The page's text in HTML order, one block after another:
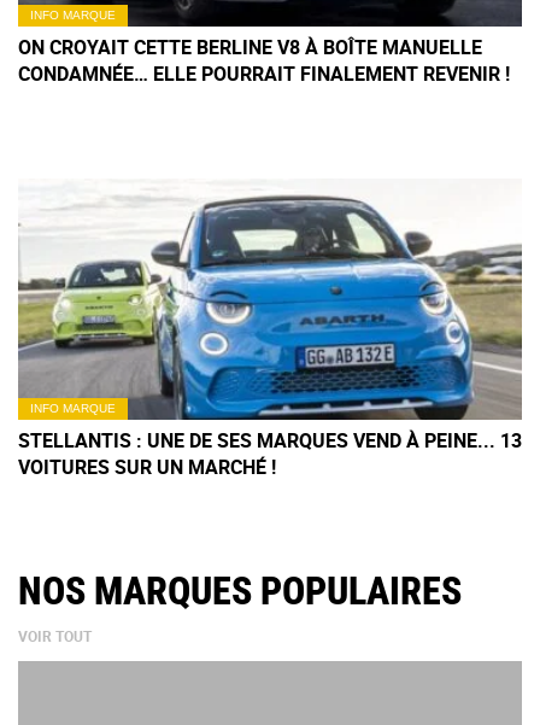
INFO MARQUE
ON CROYAIT CETTE BERLINE V8 À BOÎTE MANUELLE
CONDAMNÉE… ELLE POURRAIT FINALEMENT REVENIR !
INFO MARQUE
STELLANTIS : UNE DE SES MARQUES VEND À PEINE... 13
VOITURES SUR UN MARCHÉ !
NOS MARQUES POPULAIRES
VOIR TOUT